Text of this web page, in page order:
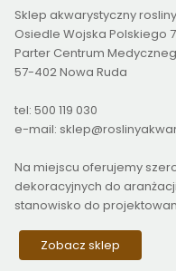
Sklep akwarystyczny
Osiedle Wojska Polskiego 7
Parter Centrum
57-402 Nowa Ruda
tel: 500 119 030
e-mail:
Na miejscu oferujemy
dekoracyjnych do
stanowisko do
Zobacz sklep